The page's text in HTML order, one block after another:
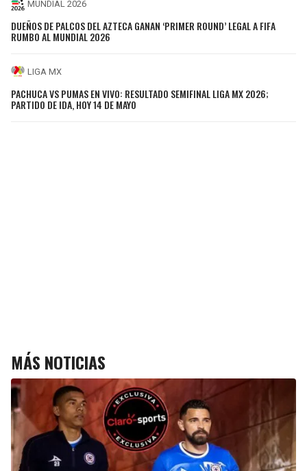
MUNDIAL 2026
DUEÑOS DE PALCOS DEL AZTECA GANAN ‘PRIMER ROUND’ LEGAL A FIFA
RUMBO AL MUNDIAL 2026
LIGA MX
PACHUCA VS PUMAS EN VIVO: RESULTADO SEMIFINAL LIGA MX 2026;
PARTIDO DE IDA, HOY 14 DE MAYO
MÁS NOTICIAS